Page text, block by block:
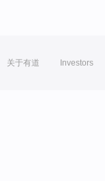
关于有道 Investors